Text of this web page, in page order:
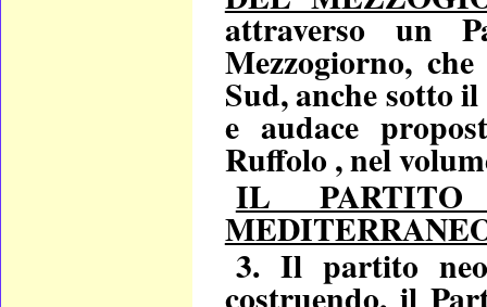
attraverso un
Mezzogiorno,
Sud, anche sotto
e audace
Ruffolo , nel
IL
3. Il partito